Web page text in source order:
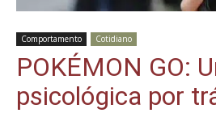
Comportamento Cotidiano
POKÉMON GO:
psicológica por